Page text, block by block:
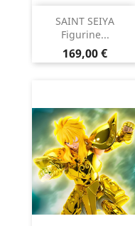
SAINT SEIYA
Figurine...
Prix
169,00 €